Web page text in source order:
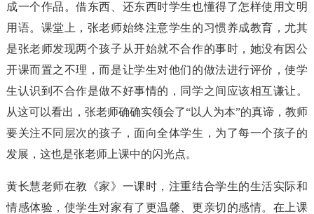
成一个作品。借东西、还东西时学生也懂得了怎样使用文明
用语。课堂上，张老师始终注意学生的习惯养成教育，尤其
是张老师发现两个孩子从开始就不合作的事时，她没有因公
开课而置之不理，而是让学生对他们的做法进行评价，使学
生认识到不合作是做不好事情的，同学之间应该相互谦让。
从这可以看出，张老师确确实领会了“以人为本”的真谛，教师
要关注不同层次的孩子，面向全体学生，为了每一个孩子的
发展，这也是张老师上课中的闪光点。
黄长慧老师在教《家》一课时，注重结合学生的生活实际和
情感体验，使学生对家有了更温馨、更亲切的感情。在上课